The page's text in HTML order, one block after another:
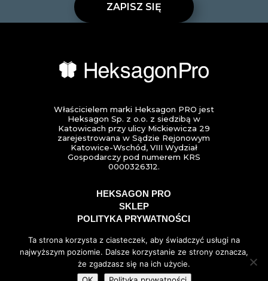
ZAPISZ SIĘ
Właścicielem marki Heksagon PRO jest
Heksagon Sp. z o.o. z siedzibą w
Katowicach przy ulicy Mickiewicza 29
zarejestrowana w Sądzie Rejonowym
Katowice-Wschód, VIII Wydział
Gospodarczy pod numerem KRS
0000326312.
HEKSAGON PRO
SKLEP
POLITYKA PRYWATNOŚCI
Ta strona korzysta z ciasteczek, aby świadczyć usługi na
najwyższym poziomie. Dalsze korzystanie ze strony oznacza,
że zgadzasz się na ich użycie.